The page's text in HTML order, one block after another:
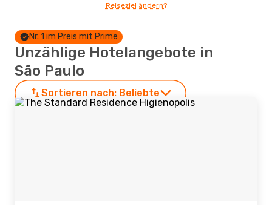
Reiseziel ändern?
Nr. 1 im Preis mit Prime
Unzählige Hotelangebote in
São Paulo
Sortieren nach: Beliebte